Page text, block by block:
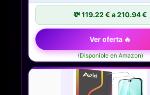
💸 119.22 € a 210.94 €
Ver oferta 🔥
(Disponible en Amazon)